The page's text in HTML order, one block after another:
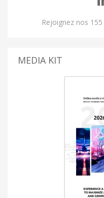
Rejoignez nos
MEDIA KIT